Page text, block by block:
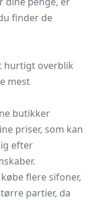
finder de
hurtigt overblik
mest
butikker
priser, som kan
efter
flere sifoner,
partier, da